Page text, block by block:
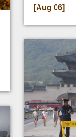
[Aug 06]